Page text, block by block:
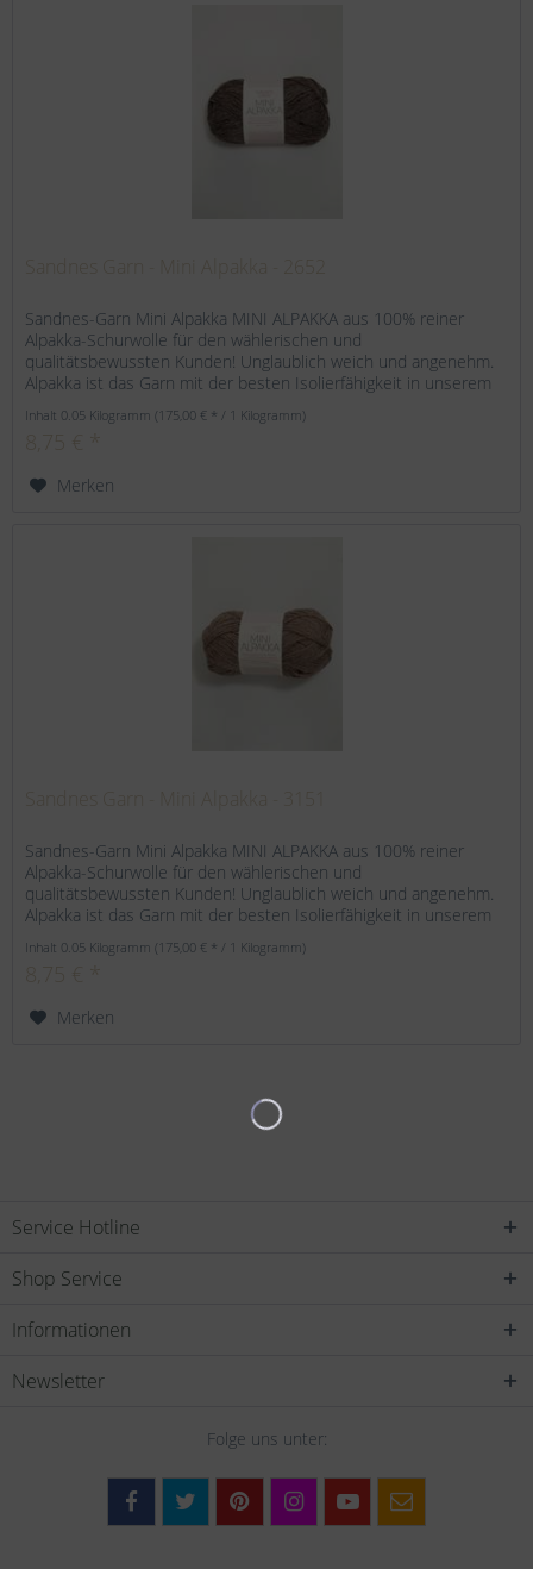
Sandnes-Garn Mini Alpakka MINI ALPAKKA aus 100% reiner
Alpakka-Schurwolle für den wählerischen und
qualitätsbewussten Kunden! Unglaublich weich und angenehm.
Alpakka ist das Garn mit der besten Isolierfähigkeit in unserem
Inhalt 0.05 Kilogramm(175,00 € * / 1 Kilogramm)
Merken
Sandnes-Garn Mini Alpakka MINI ALPAKKA aus 100% reiner
Alpakka-Schurwolle für den wählerischen und
qualitätsbewussten Kunden! Unglaublich weich und angenehm.
Alpakka ist das Garn mit der besten Isolierfähigkeit in unserem
Inhalt 0.05 Kilogramm(175,00 € * / 1 Kilogramm)
Merken
Service Hotline
Shop Service
Informationen
Newsletter
Folge uns unter: